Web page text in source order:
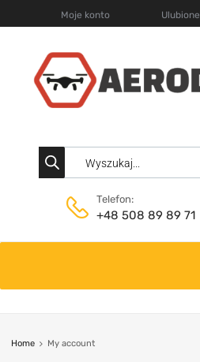
Moje konto Ulubione
Telefon:
+48 508 89 89 71
Home My account